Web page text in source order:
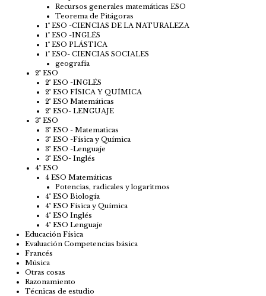
Recursos generales matemáticas ESO
Teorema de Pitágoras
1º ESO -CIENCIAS DE LA NATURALEZA
1º ESO -INGLÉS
1º ESO PLÁSTICA
1º ESO- CIENCIAS SOCIALES
geografía
2º ESO
2º ESO -INGLÉS
2º ESO FÍSICA Y QUÍMICA
2º ESO Matemáticas
2º ESO- LENGUAJE
3º ESO
3º ESO - Matematicas
3º ESO -Física y Química
3º ESO -Lenguaje
3º ESO- Inglés
4º ESO
4 ESO Matemáticas
Potencias, radicales y logaritmos
4º ESO Biología
4º ESO Física y Química
4º ESO Inglés
4º ESO Lenguaje
Educación Física
Evaluación Competencias básica
Francés
Música
Otras cosas
Razonamiento
Técnicas de estudio